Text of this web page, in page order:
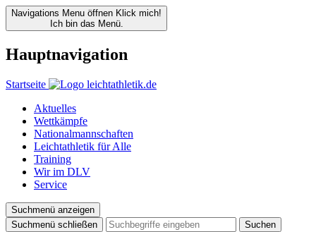
Navigations Menu öffnen Klick mich!
Ich bin das Menü.
Hauptnavigation
Startseite
Aktuelles
Wettkämpfe
Nationalmannschaften
Leichtathletik für Alle
Training
Wir im DLV
Service
Suchmenü anzeigen
Suchmenü schließen
Suchen